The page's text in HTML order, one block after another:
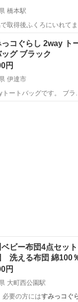
橋本駅
くろにいれてます よろしくお願
おもちゃ す
コぐらし 2way ト
グ ブラック
円
伊達市
トートバッグです。 ブラ…
ビー布団4点セッ
洗える布団 綿100
円
大町西公園駅
必要の方にはすみっコぐ